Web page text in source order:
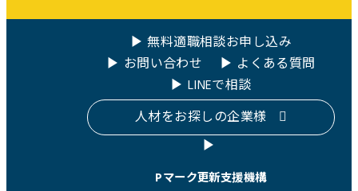
無料適職相談お申し込み
お問い合わせ
よくある質問
LINEで相談
人材をお探しの企業様
Pマーク更新支援機構